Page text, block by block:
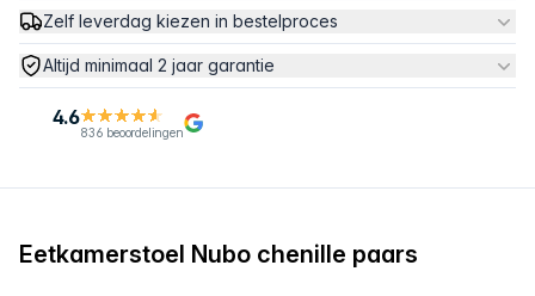
Zelf leverdag kiezen in bestelproces
Altijd minimaal 2 jaar garantie
4.6
836 beoordelingen
Eetkamerstoel Nubo chenille paars